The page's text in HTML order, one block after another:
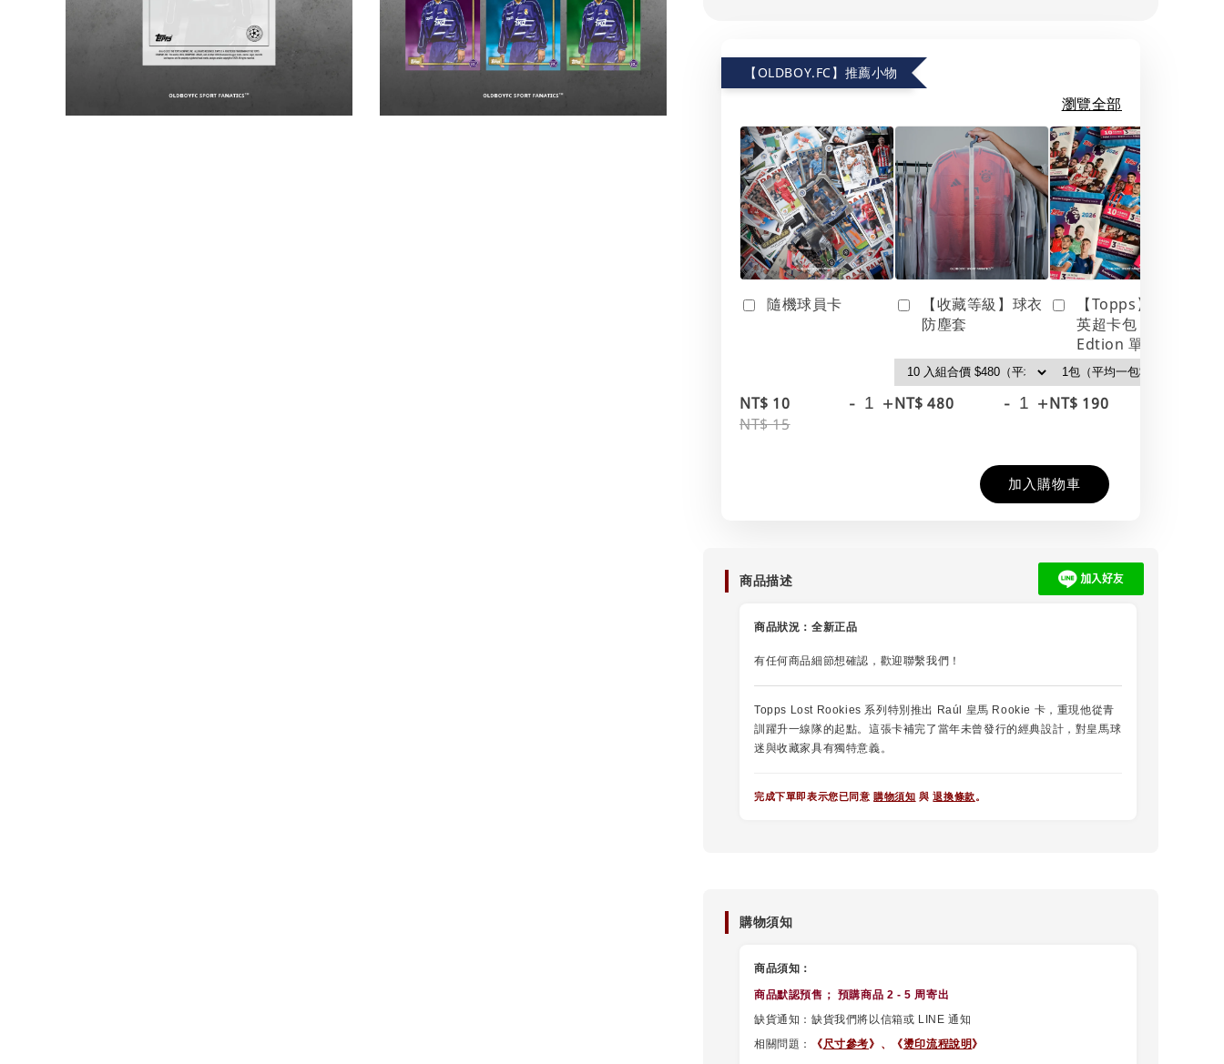
【OLDBOY.FC】推薦小物
瀏覽全部
隨機球員卡
NT$ 10
NT$ 15
- +
【收藏等級】球衣
防塵套
NT$ 480 - +
【Topps】25/26
英超卡包 Debut
Edtion 單包
NT$ 190
加入購物車
商品描述
商品狀況： 全新正品
有任何商品細節想確認，歡迎聯繫我們！
Topps Lost Rookies 系列特別推出 Raúl 皇馬 Rookie 卡，重現他從青
訓躍升一線隊的起點。這張卡補完了當年未曾發行的經典設計，對皇馬球
迷與收藏家具有獨特意義。
完成下單即表示您已同意 購物須知 與退換條款。
購物須知
商品須知：
商品默認預售 ； 預購商品 2 - 5 周寄出
缺貨通知：缺貨我們將以信箱或 LINE 通知
相關問題：
《尺寸參考》、 《燙印流程說明 》